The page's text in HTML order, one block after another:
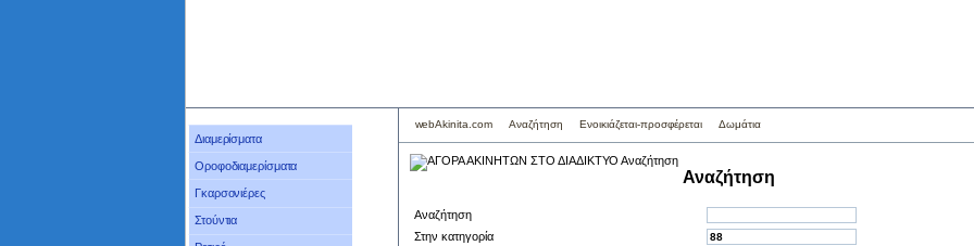
Διαμερίσματα
Οροφοδιαμερίσματα
Γκαρσονιέρες
Στούντια
webAkinita.com Αναζήτηση Ενοικιάζεται-προσφέρεται Δωμάτια
Αναζήτηση
Αναζήτηση
Στην κατηγορία